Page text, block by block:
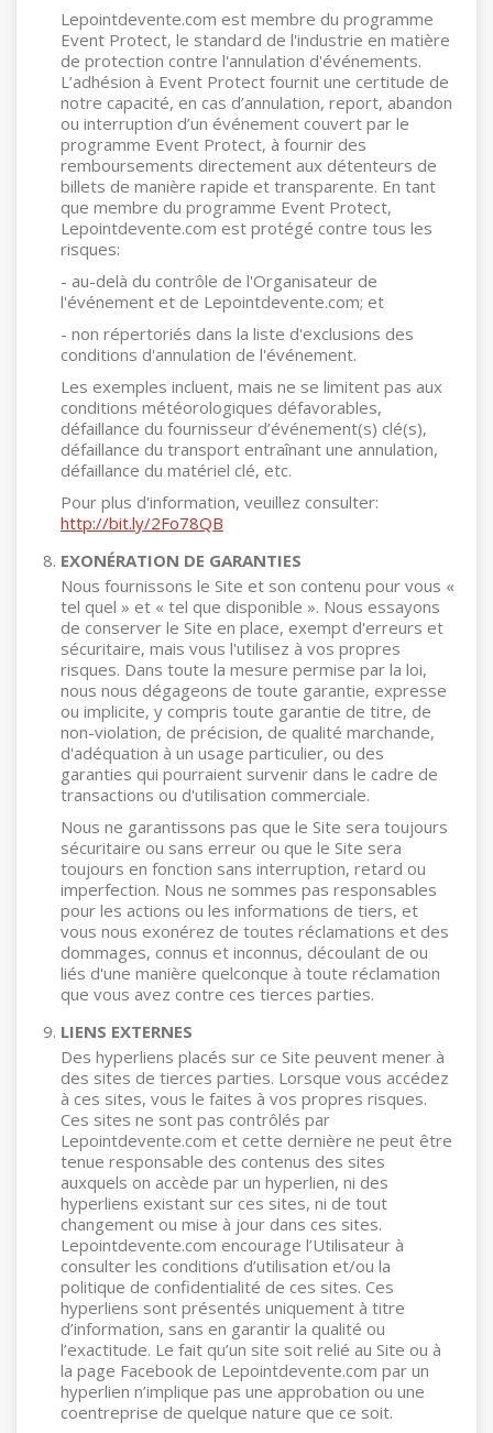
Lepointdevente.com est membre du programme
Event Protect, le standard de l'industrie en matière
de protection contre l'annulation d'événements.
L’adhésion à Event Protect fournit une certitude de
notre capacité, en cas d’annulation, report, abandon
ou interruption d’un événement couvert par le
programme Event Protect, à fournir des
remboursements directement aux détenteurs de
billets de manière rapide et transparente. En tant
que membre du programme Event Protect,
Lepointdevente.com est protégé contre tous les
risques:
- au-delà du contrôle de l'Organisateur de
l'événement et de Lepointdevente.com; et
- non répertoriés dans la liste d'exclusions des
conditions d'annulation de l'événement.
Les exemples incluent, mais ne se limitent pas aux
conditions météorologiques défavorables,
défaillance du fournisseur d’événement(s) clé(s),
défaillance du transport entraînant une annulation,
défaillance du matériel clé, etc.
Pour plus d'information, veuillez consulter:
http://bit.ly/2Fo78QB
EXONÉRATION DE GARANTIES
Nous fournissons le Site et son contenu pour vous «
tel quel » et « tel que disponible ». Nous essayons
de conserver le Site en place, exempt d'erreurs et
sécuritaire, mais vous l'utilisez à vos propres
risques. Dans toute la mesure permise par la loi,
nous nous dégageons de toute garantie, expresse
ou implicite, y compris toute garantie de titre, de
non-violation, de précision, de qualité marchande,
d'adéquation à un usage particulier, ou des
garanties qui pourraient survenir dans le cadre de
transactions ou d'utilisation commerciale.
Nous ne garantissons pas que le Site sera toujours
sécuritaire ou sans erreur ou que le Site sera
toujours en fonction sans interruption, retard ou
imperfection. Nous ne sommes pas responsables
pour les actions ou les informations de tiers, et
vous nous exonérez de toutes réclamations et des
dommages, connus et inconnus, découlant de ou
liés d'une manière quelconque à toute réclamation
que vous avez contre ces tierces parties.
LIENS EXTERNES
Des hyperliens placés sur ce Site peuvent mener à
des sites de tierces parties. Lorsque vous accédez
à ces sites, vous le faites à vos propres risques.
Ces sites ne sont pas contrôlés par
Lepointdevente.com et cette dernière ne peut être
tenue responsable des contenus des sites
auxquels on accède par un hyperlien, ni des
hyperliens existant sur ces sites, ni de tout
changement ou mise à jour dans ces sites.
Lepointdevente.com encourage l’Utilisateur à
consulter les conditions d’utilisation et/ou la
politique de confidentialité de ces sites. Ces
hyperliens sont présentés uniquement à titre
d’information, sans en garantir la qualité ou
l’exactitude. Le fait qu’un site soit relié au Site ou à
la page Facebook de Lepointdevente.com par un
hyperlien n’implique pas une approbation ou une
coentreprise de quelque nature que ce soit.